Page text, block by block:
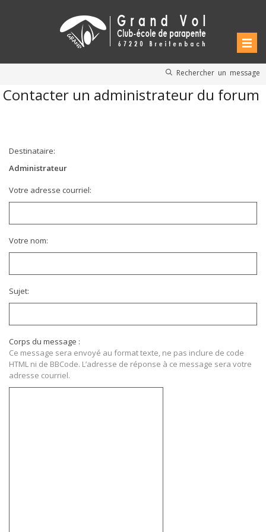
Rechercher un message
Contacter un administrateur du forum
Destinataire:
Administrateur
Votre adresse courriel:
Votre nom:
Sujet:
Corps du message :
Ce message sera envoyé au format texte, ne pas inclure de code
HTML ni de BBCode. L’adresse de réponse à ce message sera votre
adresse courriel.